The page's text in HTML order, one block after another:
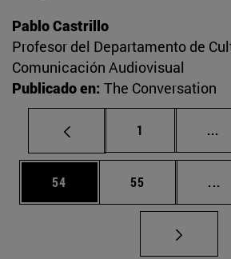
Pablo Castrillo
Profesor del Departamento de
Comunicación Audiovisual
Publicado en: The Conversation
Página
1 ...
Página
54 Página
55 ...